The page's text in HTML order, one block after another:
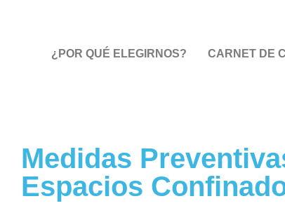
¿POR QUÉ ELEGIRNOS? CARNET DE
Medidas
Espacios